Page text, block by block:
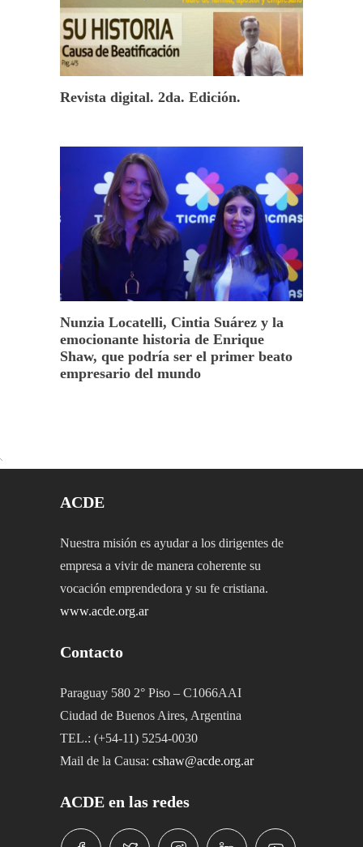
Revista digital. 2da. Edición.
Nunzia Locatelli, Cintia Suárez y la
emocionante historia de Enrique
Shaw, que podría ser el primer beato
empresario del mundo
ACDE
Nuestra misión es ayudar a los dirigentes de
empresa a vivir de manera coherente su
vocación emprendedora y su fe cristiana.
www.acde.org.ar
Contacto
Paraguay 580 2° Piso – C1066AAI
Ciudad de Buenos Aires, Argentina
TEL.: (+54-11) 5254-0030
Mail de la Causa: cshaw@acde.org.ar
ACDE en las redes